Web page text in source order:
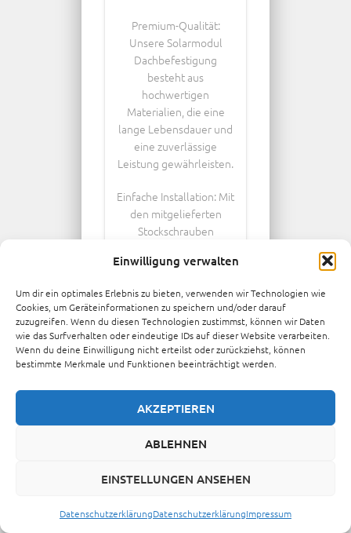
Einwilligung verwalten
Um dir ein optimales Erlebnis zu bieten, verwenden wir Technologien wie
Cookies, um Geräteinformationen zu speichern und/oder darauf
zuzugreifen. Wenn du diesen Technologien zustimmst, können wir Daten
wie das Surfverhalten oder eindeutige IDs auf dieser Website verarbeiten.
Wenn du deine Einwilligung nicht erteilst oder zurückziehst, können
bestimmte Merkmale und Funktionen beeinträchtigt werden.
AKZEPTIEREN
ABLEHNEN
EINSTELLUNGEN ANSEHEN
DatenschutzerklärungDatenschutzerklärungImpressum
Premium-Qualität:
Unsere Solarmodul
Dachbefestigung
besteht aus
hochwertigen
Materialien, die eine
lange Lebensdauer und
eine zuverlässige
Leistung gewährleisten.
Einfache Installation: Mit
den mitgelieferten
Stockschrauben
Montage Ihrer
und problemlos. Unsere
detaillierte
Installationsanleitung
unterstützt Sie Schritt
für Schritt bei der
Befestigung.
Diese Dachbefestigung
266,27€